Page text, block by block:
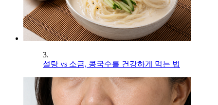
3.
설탕 vs 소금, 콩국수를 건강하게 먹는 법